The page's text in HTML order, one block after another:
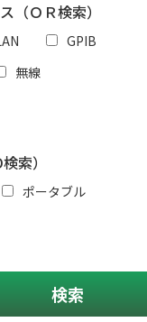
（ＯＲ検索）
GPIB
無線
索）
ポータブル